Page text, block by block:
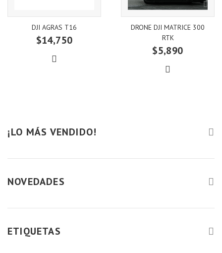
DJI AGRAS T16
$14,750
DRONE DJI MATRICE 300
RTK
$5,890
¡LO MÁS VENDIDO!
NOVEDADES
ETIQUETAS